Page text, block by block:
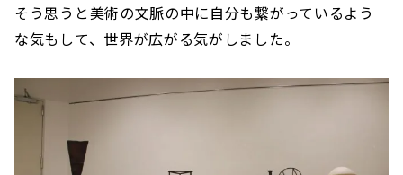
そう思うと美術の文脈の中に自分も繋がっているよう
な気もして、世界が広がる気がしました。